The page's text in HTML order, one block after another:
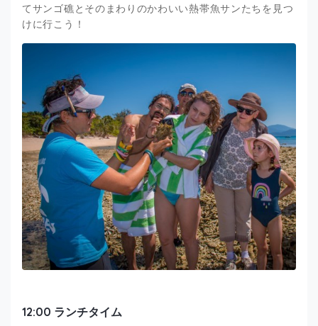
てサンゴ礁とそのまわりのかわいい熱帯魚サンたちを見つ
けに行こう！
12:00 ランチタイム